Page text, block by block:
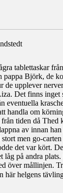
tablettaskar
pappa Björk, de
de upplever
Det finns inget
eventuella
handla om
tiden då Thed
av innan
men go-
det var kört.
på andra plats.
över mållinjen.
här helgens